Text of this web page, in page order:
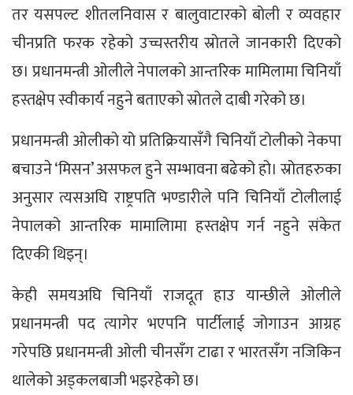
तर यसपल्ट शीतलनिवास र बालुवाटारको बोली र व्यवहार
चीनप्रति फरक रहेको उच्चस्तरीय स्रोतले जानकारी दिएको
छ। प्रधानमन्त्री ओलीले नेपालको आन्तरिक मामिलामा चिनियाँ
हस्तक्षेप स्वीकार्य नहुने बताएको स्रोतले दाबी गरेको छ।
प्रधानमन्त्री ओलीको यो प्रतिक्रियासँगै चिनियाँ टोलीको नेकपा
बचाउने ‘मिसन’ असफल हुने सम्भावना बढेको हो। स्रोतहरुका
अनुसार त्यसअघि राष्ट्रपति भण्डारीले पनि चिनियाँ टोलीलाई
नेपालको आन्तरिक मामालिामा हस्तक्षेप गर्न नहुने संकेत
दिएकी थिइन्।
केही समयअघि चिनियाँ राजदूत हाउ यान्छीले ओलीले
प्रधानमन्त्री पद त्यागेर भएपनि पार्टीलाई जोगाउन आग्रह
गरेपछि प्रधानमन्त्री ओली चीनसँग टाढा र भारतसँग नजिकिन
थालेको अड्कलबाजी भइरहेको छ।